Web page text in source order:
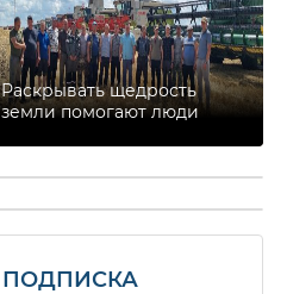
Раскрывать щедрость
земли помогают люди
ПОДПИСКА